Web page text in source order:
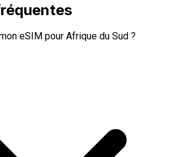
eSIM pour Afrique du Sud ?